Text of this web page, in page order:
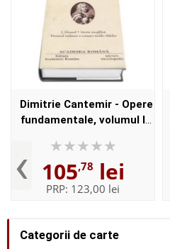
Categorii de carte
‹
Dimitrie Cantemir - Opere
fundamentale, volumul I
Hronicul vechimei a
romano-moldo-vlahil...
105,78 lei
PRP: 123,00 lei